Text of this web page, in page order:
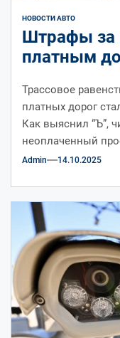
НОВОСТИ АВТО
Штрафы за
платным
Трассовое
платных дорог
Как выяснил “Ъ”,
неоплаченный
начала...
Admin 14.10.2025